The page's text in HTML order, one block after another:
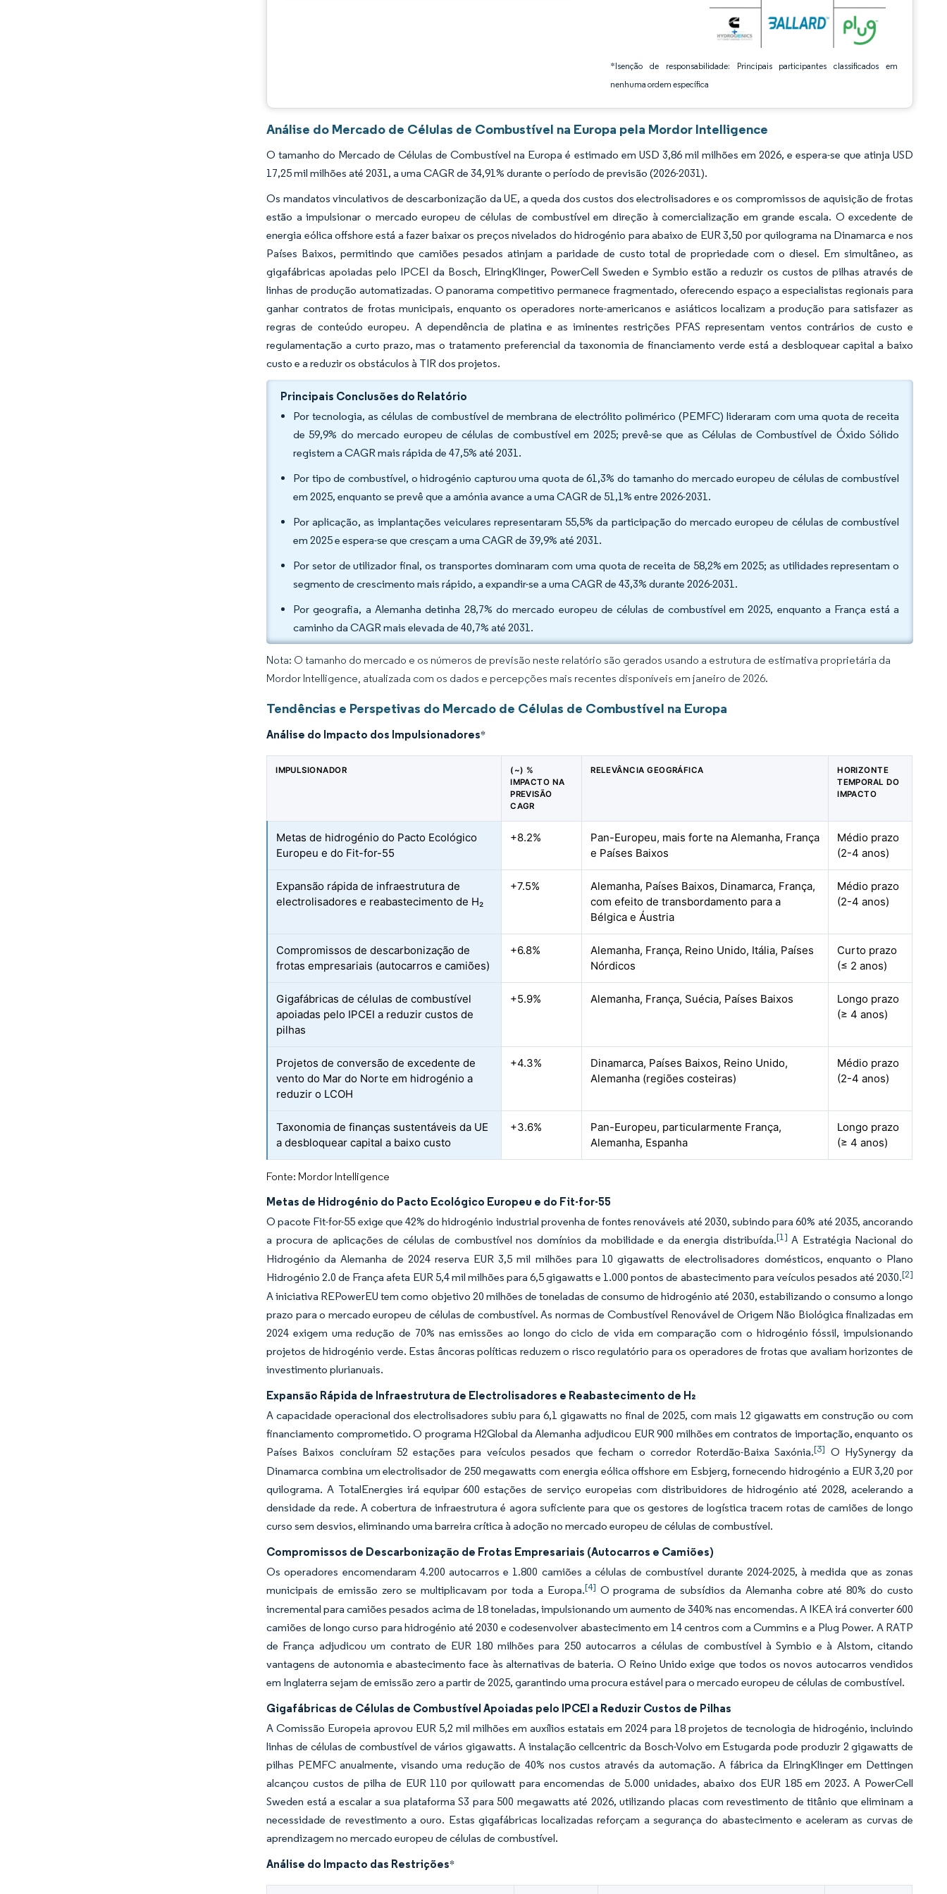
*Isenção de responsabilidade: Principais participantes classificados em
nenhuma ordem específica
Análise do Mercado de Células de Combustível na Europa pela Mordor Intelligence
O tamanho do Mercado de Células de Combustível na Europa é estimado em USD 3,86 mil milhões em 2026, e espera-se que atinja USD
17,25 mil milhões até 2031, a uma CAGR de 34,91% durante o período de previsão (2026-2031).
Os mandatos vinculativos de descarbonização da UE, a queda dos custos dos electrolisadores e os compromissos de aquisição de frotas
estão a impulsionar o mercado europeu de células de combustível em direção à comercialização em grande escala. O excedente de
energia eólica offshore está a fazer baixar os preços nivelados do hidrogénio para abaixo de EUR 3,50 por quilograma na Dinamarca e nos
Países Baixos, permitindo que camiões pesados atinjam a paridade de custo total de propriedade com o diesel. Em simultâneo, as
gigafábricas apoiadas pelo IPCEI da Bosch, ElringKlinger, PowerCell Sweden e Symbio estão a reduzir os custos de pilhas através de
linhas de produção automatizadas. O panorama competitivo permanece fragmentado, oferecendo espaço a especialistas regionais para
ganhar contratos de frotas municipais, enquanto os operadores norte-americanos e asiáticos localizam a produção para satisfazer as
regras de conteúdo europeu. A dependência de platina e as iminentes restrições PFAS representam ventos contrários de custo e
regulamentação a curto prazo, mas o tratamento preferencial da taxonomia de financiamento verde está a desbloquear capital a baixo
custo e a reduzir os obstáculos à TIR dos projetos.
Principais Conclusões do Relatório
Por tecnologia, as células de combustível de membrana de electrólito polimérico (PEMFC) lideraram com uma quota de receita
de 59,9% do mercado europeu de células de combustível em 2025; prevê-se que as Células de Combustível de Óxido Sólido
registem a CAGR mais rápida de 47,5% até 2031.
Por tipo de combustível, o hidrogénio capturou uma quota de 61,3% do tamanho do mercado europeu de células de combustível
em 2025, enquanto se prevê que a amónia avance a uma CAGR de 51,1% entre 2026-2031.
Por aplicação, as implantações veiculares representaram 55,5% da participação do mercado europeu de células de combustível
em 2025 e espera-se que cresçam a uma CAGR de 39,9% até 2031.
Por setor de utilizador final, os transportes dominaram com uma quota de receita de 58,2% em 2025; as utilidades representam o
segmento de crescimento mais rápido, a expandir-se a uma CAGR de 43,3% durante 2026-2031.
Por geografia, a Alemanha detinha 28,7% do mercado europeu de células de combustível em 2025, enquanto a França está a
caminho da CAGR mais elevada de 40,7% até 2031.
Nota: O tamanho do mercado e os números de previsão neste relatório são gerados usando a estrutura de estimativa proprietária da
Mordor Intelligence, atualizada com os dados e percepções mais recentes disponíveis em janeiro de 2026.
Tendências e Perspetivas do Mercado de Células de Combustível na Europa
Análise do Impacto dos Impulsionadores*
IMPULSIONADOR
(~) %
IMPACTO NA
PREVISÃO
CAGR
RELEVÂNCIA GEOGRÁFICA
HORIZONTE
TEMPORAL DO
IMPACTO
Metas de hidrogénio do Pacto Ecológico
Europeu e do Fit-for-55
+8.2%
Pan-Europeu, mais forte na Alemanha, França
e Países Baixos
Médio prazo
(2-4 anos)
Expansão rápida de infraestrutura de
electrolisadores e reabastecimento de H₂
+7.5%
Alemanha, Países Baixos, Dinamarca, França,
com efeito de transbordamento para a
Bélgica e Áustria
Médio prazo
(2-4 anos)
Compromissos de descarbonização de
frotas empresariais (autocarros e camiões)
+6.8%
Alemanha, França, Reino Unido, Itália, Países
Nórdicos
Curto prazo
(≤ 2 anos)
Gigafábricas de células de combustível
apoiadas pelo IPCEI a reduzir custos de
pilhas
+5.9% Alemanha, França, Suécia, Países Baixos
Longo prazo
(≥ 4 anos)
Projetos de conversão de excedente de
vento do Mar do Norte em hidrogénio a
reduzir o LCOH
+4.3%
Dinamarca, Países Baixos, Reino Unido,
Alemanha (regiões costeiras)
Médio prazo
(2-4 anos)
Taxonomia de finanças sustentáveis da UE
a desbloquear capital a baixo custo
+3.6%
Pan-Europeu, particularmente França,
Alemanha, Espanha
Longo prazo
(≥ 4 anos)
Fonte: Mordor Intelligence
Metas de Hidrogénio do Pacto Ecológico Europeu e do Fit-for-55
O pacote Fit-for-55 exige que 42% do hidrogénio industrial provenha de fontes renováveis até 2030, subindo para 60% até 2035, ancorando
a procura de aplicações de células de combustível nos domínios da mobilidade e da energia distribuída.[1] A Estratégia Nacional do
Hidrogénio da Alemanha de 2024 reserva EUR 3,5 mil milhões para 10 gigawatts de electrolisadores domésticos, enquanto o Plano
Hidrogénio 2.0 de França afeta EUR 5,4 mil milhões para 6,5 gigawatts e 1.000 pontos de abastecimento para veículos pesados até 2030.[2]
A iniciativa REPowerEU tem como objetivo 20 milhões de toneladas de consumo de hidrogénio até 2030, estabilizando o consumo a longo
prazo para o mercado europeu de células de combustível. As normas de Combustível Renovável de Origem Não Biológica finalizadas em
2024 exigem uma redução de 70% nas emissões ao longo do ciclo de vida em comparação com o hidrogénio fóssil, impulsionando
projetos de hidrogénio verde. Estas âncoras políticas reduzem o risco regulatório para os operadores de frotas que avaliam horizontes de
investimento plurianuais.
Expansão Rápida de Infraestrutura de Electrolisadores e Reabastecimento de H₂
A capacidade operacional dos electrolisadores subiu para 6,1 gigawatts no final de 2025, com mais 12 gigawatts em construção ou com
financiamento comprometido. O programa H2Global da Alemanha adjudicou EUR 900 milhões em contratos de importação, enquanto os
Países Baixos concluíram 52 estações para veículos pesados que fecham o corredor Roterdão-Baixa Saxónia.[3] O HySynergy da
Dinamarca combina um electrolisador de 250 megawatts com energia eólica offshore em Esbjerg, fornecendo hidrogénio a EUR 3,20 por
quilograma. A TotalEnergies irá equipar 600 estações de serviço europeias com distribuidores de hidrogénio até 2028, acelerando a
densidade da rede. A cobertura de infraestrutura é agora suficiente para que os gestores de logística tracem rotas de camiões de longo
curso sem desvios, eliminando uma barreira crítica à adoção no mercado europeu de células de combustível.
Compromissos de Descarbonização de Frotas Empresariais (Autocarros e Camiões)
Os operadores encomendaram 4.200 autocarros e 1.800 camiões a células de combustível durante 2024-2025, à medida que as zonas
municipais de emissão zero se multiplicavam por toda a Europa.[4] O programa de subsídios da Alemanha cobre até 80% do custo
incremental para camiões pesados acima de 18 toneladas, impulsionando um aumento de 340% nas encomendas. A IKEA irá converter 600
camiões de longo curso para hidrogénio até 2030 e codesenvolver abastecimento em 14 centros com a Cummins e a Plug Power. A RATP
de França adjudicou um contrato de EUR 180 milhões para 250 autocarros a células de combustível à Symbio e à Alstom, citando
vantagens de autonomia e abastecimento face às alternativas de bateria. O Reino Unido exige que todos os novos autocarros vendidos
em Inglaterra sejam de emissão zero a partir de 2025, garantindo uma procura estável para o mercado europeu de células de combustível.
Gigafábricas de Células de Combustível Apoiadas pelo IPCEI a Reduzir Custos de Pilhas
A Comissão Europeia aprovou EUR 5,2 mil milhões em auxílios estatais em 2024 para 18 projetos de tecnologia de hidrogénio, incluindo
linhas de células de combustível de vários gigawatts. A instalação cellcentric da Bosch-Volvo em Estugarda pode produzir 2 gigawatts de
pilhas PEMFC anualmente, visando uma redução de 40% nos custos através da automação. A fábrica da ElringKlinger em Dettingen
alcançou custos de pilha de EUR 110 por quilowatt para encomendas de 5.000 unidades, abaixo dos EUR 185 em 2023. A PowerCell
Sweden está a escalar a sua plataforma S3 para 500 megawatts até 2026, utilizando placas com revestimento de titânio que eliminam a
necessidade de revestimento a ouro. Estas gigafábricas localizadas reforçam a segurança do abastecimento e aceleram as curvas de
aprendizagem no mercado europeu de células de combustível.
Análise do Impacto das Restrições*